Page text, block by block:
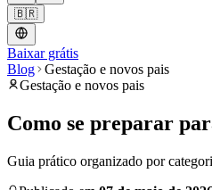
🇧🇷
Baixar grátis
Blog
Gestação e novos pais
Gestação e novos pais
Como se preparar
Guia prático organizado por